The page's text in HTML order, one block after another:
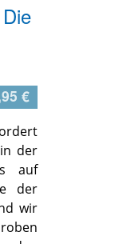
€
der
auf
der
wir